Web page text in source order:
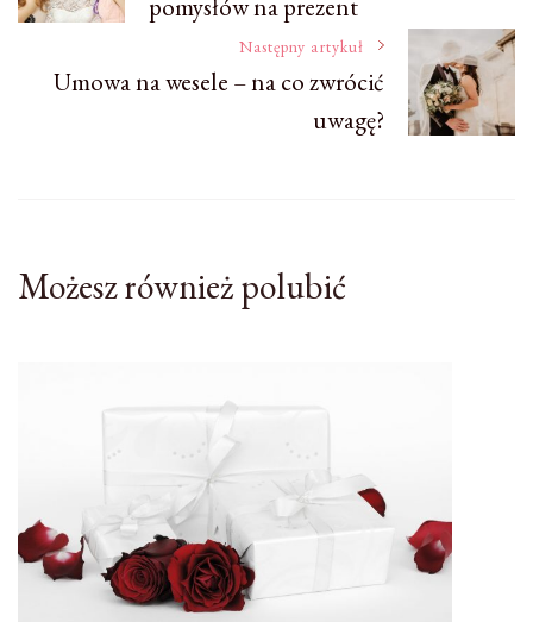
wpisu Następny artykuł
Umowa na wesele – na co zwrócić
uwagę?
Możesz również polubić